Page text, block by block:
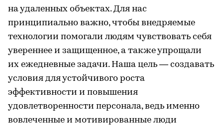
на удаленных объектах. Для нас
принципиально важно, чтобы внедряемые
технологии помогали людям чувствовать себя
увереннее и защищенное, а также упрощали
их ежедневные задачи. Наша цель — создавать
условия для устойчивого роста
эффективности и повышения
удовлетворенности персонала, ведь именно
вовлеченные и мотивированные люди